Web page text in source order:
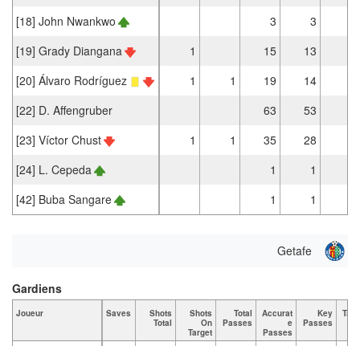
[18] John Nwankwo
3
3
[19] Grady Diangana
1 15 13
[20] Álvaro Rodríguez
1 1 19
14
[22] D. Affengruber
63
53
[23] Víctor Chust
1 1 35
28
[24] L. Cepeda
1
1
[42] Buba Sangare
1 1
Getafe
Joueur Saves
Shots
Total
Shots
On
Target
Total
Passes
Accurat
e
Passes
Key
Passes
Gardiens